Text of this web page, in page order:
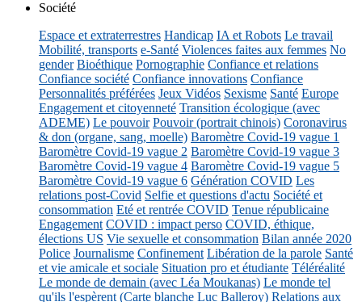
Société
Espace et extraterrestres Handicap IA et Robots Le travail
Mobilité, transports e-Santé Violences faites aux femmes No
gender Bioéthique Pornographie Confiance et relations
Confiance société Confiance innovations Confiance
Personnalités préférées Jeux Vidéos Sexisme Santé Europe
Engagement et citoyenneté Transition écologique (avec
ADEME) Le pouvoir Pouvoir (portrait chinois) Coronavirus
& don (organe, sang, moelle) Baromètre Covid-19 vague 1
Baromètre Covid-19 vague 2 Baromètre Covid-19 vague 3
Baromètre Covid-19 vague 4 Baromètre Covid-19 vague 5
Baromètre Covid-19 vague 6 Génération COVID Les
relations post-Covid Selfie et questions d'actu Société et
consommation Eté et rentrée COVID Tenue républicaine
Engagement COVID : impact perso COVID, éthique,
élections US Vie sexuelle et consommation Bilan année 2020
Police Journalisme Confinement Libération de la parole Santé
et vie amicale et sociale Situation pro et étudiante Téléréalité
Le monde de demain (avec Léa Moukanas) Le monde tel
qu'ils l'espèrent (Carte blanche Luc Balleroy) Relations aux